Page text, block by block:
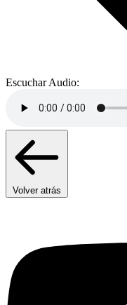
Escuchar Audio:
Volver atrás